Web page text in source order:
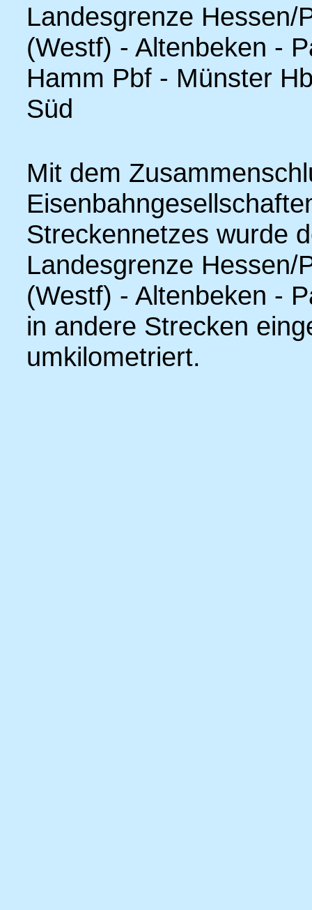
Landesgrenze Hessen/
(Westf) - Altenbeken -
Hamm Pbf - Münster
Süd
Mit dem
Streckennetzes wurde
Landesgrenze Hessen/
(Westf) - Altenbeken -
in andere Strecken
umkilometriert.